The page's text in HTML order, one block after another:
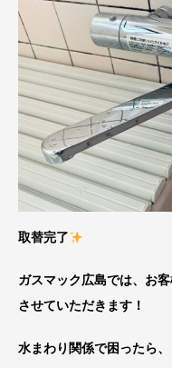
取替完了
ガスマック広島では、お
させていただきます！
水まわり関係で困ったら